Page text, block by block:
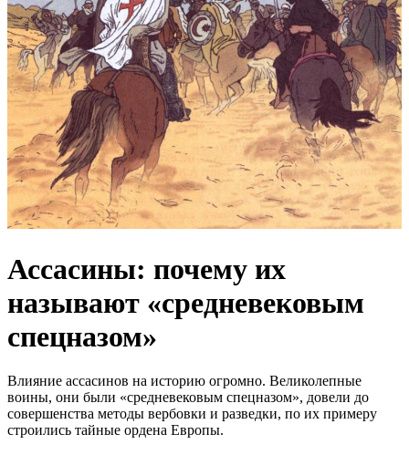
Ассасины: почему их
называют «средневековым
спецназом»
Влияние ассасинов на историю огромно. Великолепные
воины, они были «средневековым спецназом», довели до
совершенства методы вербовки и разведки, по их примеру
строились тайные ордена Европы.